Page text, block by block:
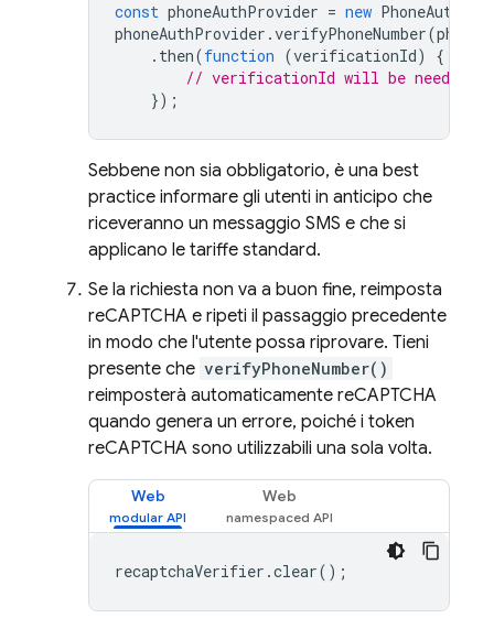
const phoneAuthProvider = new
phoneAuthProvider .verifyPhoneNumber(
. then(function (verificationId)
{
// verificationId will be needed to
});
Sebbene non sia obbligatorio, è una best
practice informare gli utenti in anticipo che
riceveranno un messaggio SMS e che si
applicano le tariffe standard.
Se la richiesta non va a buon fine, reimposta
reCAPTCHA e ripeti il passaggio precedente
in modo che l'utente possa riprovare. Tieni
presente che verifyPhoneNumber()
reimposterà automaticamente reCAPTCHA
quando genera un errore, poiché i token
reCAPTCHA sono utilizzabili una sola volta.
Web Web
recaptchaVerifier .clear();